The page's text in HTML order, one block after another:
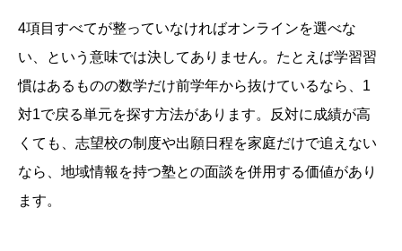
4項目すべてが整っていなければオンラインを選べな
い、という意味では決してありません。たとえば学習習
慣はあるものの数学だけ前学年から抜けているなら、1
対1で戻る単元を探す方法があります。反対に成績が高
くても、志望校の制度や出願日程を家庭だけで追えない
なら、地域情報を持つ塾との面談を併用する価値があり
ます。